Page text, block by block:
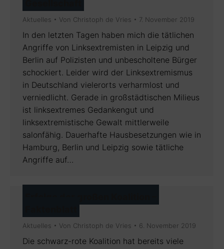
Aktuelles Von Christoph de Vries 7. November 2019
In den letzten Tagen haben mich die tätlichen
Angriffe von Linksextremisten in Leipzig und
Berlin auf Polizisten und unbescholtene Bürger
schockiert. Leider wird der Linksextremismus
in Deutschland vielerorts verharmlost und
verniedlicht. Gerade in großstädtischen Milieus
ist linksextremes Gedankengut und
linksextremistische Gewalt mittlerweile
salonfähig. Dauerhafte Hausbesetzungen wie in
Hamburg, Berlin und Leipzig sowie tätliche
Angriffe auf…
Aktuelles Von Christoph de Vries 6. November 2019
Die schwarz-rote Koalition hat bereits viele